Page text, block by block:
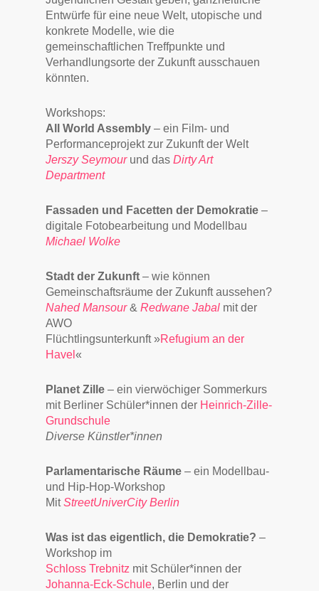
Entwürfe für eine neue Welt, utopische und
konkrete Modelle, wie die
gemeinschaftlichen Treffpunkte und
Verhandlungsorte der Zukunft ausschauen
könnten.
Workshops:
All World Assembly – ein Film- und
Performanceprojekt zur Zukunft der Welt
Jerszy Seymourund dasDirty Art
Department
Fassaden und Facetten der Demokratie –
digitale Fotobearbeitung und Modellbau
Michael Wolke
Stadt der Zukunft – wie können
Gemeinschaftsräume der Zukunft aussehen?
Nahed Mansour&Redwane Jabal mit der
AWO
Flüchtlingsunterkunft »Refugium an der
Havel«
Planet Zille – ein vierwöchiger Sommerkurs
mit Berliner Schüler*innen der Heinrich-Zille-
Grundschule
Diverse Künstler*innen
Parlamentarische Räume– ein Modellbau-
und Hip-Hop-Workshop
MitStreetUniverCity Berlin
Was ist das eigentlich, die Demokratie? –
Workshop im
Schloss Trebnitz mit Schüler*innen der
Johanna-Eck-Schule, Berlin und der